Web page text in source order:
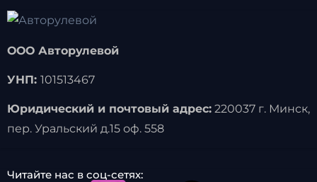
ООО Авторулевой
УНП: 101513467
Юридический и почтовый адрес:220037 г. Минск,
пер. Уральский д.15 оф. 558
Читайте нас в соц-сетях: